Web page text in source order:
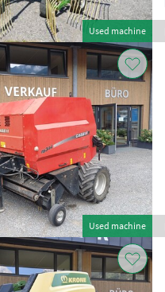
Used machine
Used machine